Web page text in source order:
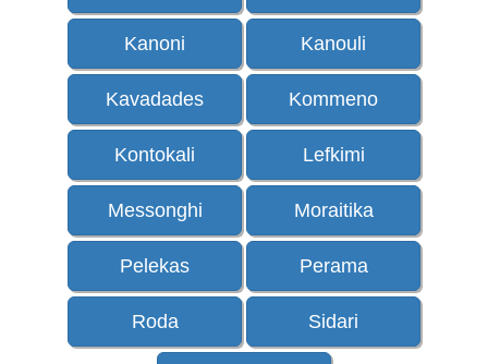
Kanoni Kanouli
Kavadades Kommeno
Kontokali Lefkimi
Messonghi Moraitika
Pelekas Perama
Roda Sidari